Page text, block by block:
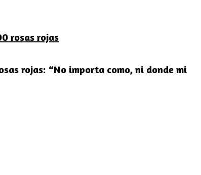
rosas rojas
rojas: “No importa como, ni donde mi